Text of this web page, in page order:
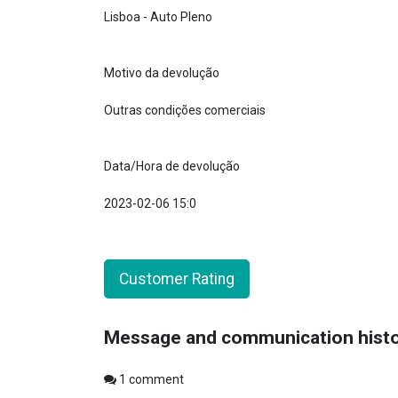
Lisboa - Auto Pleno
Motivo da devolução
Outras condições comerciais
Data/Hora de devolução
2023-02-06 15:0
Customer Rating
Message and communication
1 comment